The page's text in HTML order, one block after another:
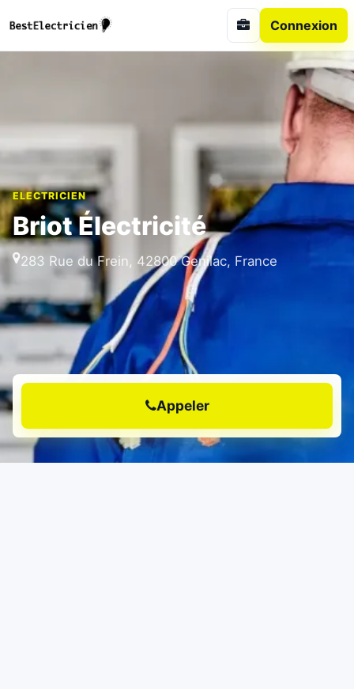
Connexion
ELECTRICIEN
Briot Électricité
283 Rue du Frein, 42800 Genilac, France
Appeler